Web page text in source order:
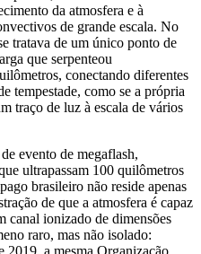
da atmosfera e à
de grande escala. No
tratava de um único ponto de
que serpenteou
conectando diferentes
tempestade, como se a própria
traço de luz à escala de vários
evento de megaflash,
ultrapassam 100 quilômetros
brasileiro não reside apenas
de que a atmosfera é capaz
canal ionizado de dimensões
raro, mas não isolado:
2019, a mesma Organização